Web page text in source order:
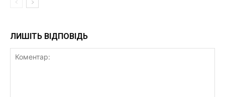
ЛИШІТЬ ВІДПОВІДЬ